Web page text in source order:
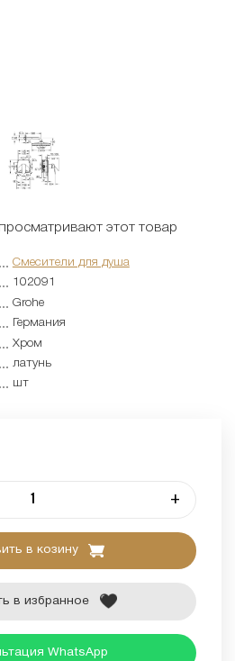
этот товар
Смесители для душа
102091
Grohe
Германия
Хром
латунь
шт
+
в козину
в избранное
WhatsApp